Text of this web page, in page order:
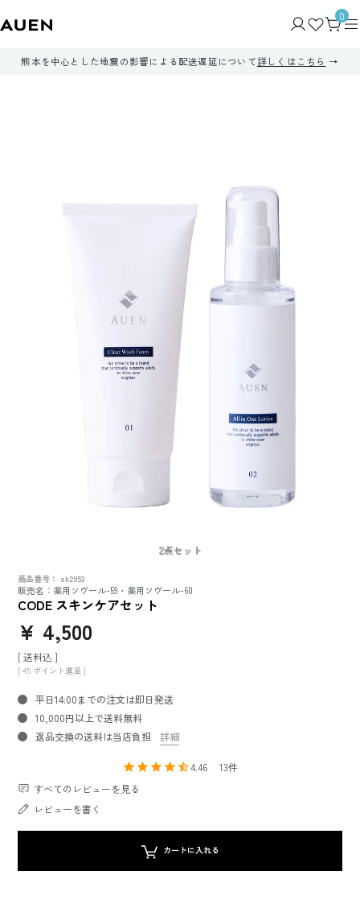
0
熊本を中心とした地震の影響による配送遅延について詳しくはこちら
2点セット
商品番号 sk2953
販売名：薬用ソヴール-59・薬用ソヴール-60
CODE スキンケアセット
¥ 4,500
送料込
[ 45 ポイント進呈 ]
平日14:00までの注文は即日発送
10,000円以上で送料無料
返品交換の送料は当店負担
詳細
4.46
13
すべてのレビューを見る
レビューを書く
カートに入れる